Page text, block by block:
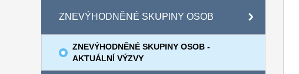
ZNEVÝHODNĚNÉ SKUPINY OSOB
ZNEVÝHODNĚNÉ SKUPINY OSOB -
AKTUÁLNÍ VÝZVY